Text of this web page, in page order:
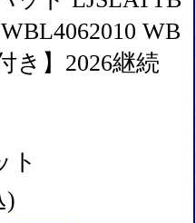
WB
き】2026継続
ト
)